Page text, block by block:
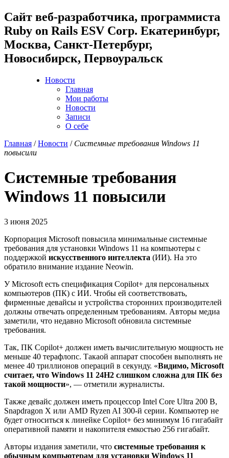
Cайт веб-разработчика, программиста
Ruby on Rails ESV Corp. Екатеринбург,
Москва, Санкт-Петербург,
Новосибирск, Первоуральск
Новости
Главная
Мои работы
Новости
Записи
О себе
Главная /Новости / Системные требования Windows 11
повысили
Системные требования
Windows 11 повысили
3 июня 2025
Корпорация Microsoft повысила минимальные системные
требования для установки Windows 11 на компьютеры с
поддержкой искусственного интеллекта (ИИ). На это
обратило внимание издание Neowin.
У Microsoft есть спецификация Copilot+ для персональных
компьютеров (ПК) с ИИ. Чтобы ей соответствовать,
фирменные девайсы и устройства сторонних производителей
должны отвечать определенным требованиям. Авторы медиа
заметили, что недавно Microsoft обновила системные
требования.
Так, ПК Copilot+ должен иметь вычислительную мощность не
меньше 40 терафлопс. Такаой аппарат способен выполнять не
менее 40 триллионов операций в секунду. «Видимо, Microsoft
считает, что Windows 11 24H2 слишком сложна для ПК без
такой мощности», — отметили журналисты.
Также девайс должен иметь процессор Intel Core Ultra 200 В,
Snapdragon X или AMD Ryzen AI 300-й серии. Компьютер не
будет относиться к линейке Copilot+ без минимум 16 гигабайт
оперативной памяти и накопителя емкостью 256 гигабайт.
Авторы издания заметили, что системные требования к
обычным компьютерам для установки Windows 11